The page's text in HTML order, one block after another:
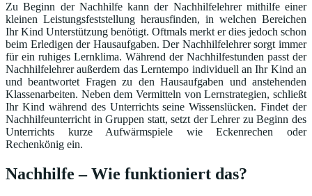
Zu Beginn der Nachhilfe kann der Nachhilfelehrer mithilfe einer
kleinen Leistungsfeststellung herausfinden, in welchen Bereichen
Ihr Kind Unterstützung benötigt. Oftmals merkt er dies jedoch schon
beim Erledigen der Hausaufgaben. Der Nachhilfelehrer sorgt immer
für ein ruhiges Lernklima. Während der Nachhilfestunden passt der
Nachhilfelehrer außerdem das Lerntempo individuell an Ihr Kind an
und beantwortet Fragen zu den Hausaufgaben und anstehenden
Klassenarbeiten. Neben dem Vermitteln von Lernstrategien, schließt
Ihr Kind während des Unterrichts seine Wissenslücken. Findet der
Nachhilfeunterricht in Gruppen statt, setzt der Lehrer zu Beginn des
Unterrichts kurze Aufwärmspiele wie Eckenrechen oder
Rechenkönig ein.
Nachhilfe – Wie funktioniert das?